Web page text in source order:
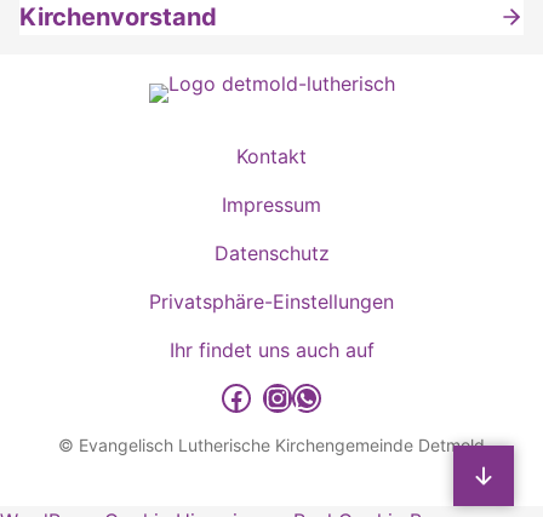
Kirchenvorstand
Kontakt
Impressum
Datenschutz
Privatsphäre-Einstellungen
Ihr findet uns auch auf
detmold-lutherisch auf Facebook
detmold-lutherisch auf Instagram
detmold-lutherisch auf WhatsApp
© Evangelisch Lutherische Kirchengemeinde Detmold